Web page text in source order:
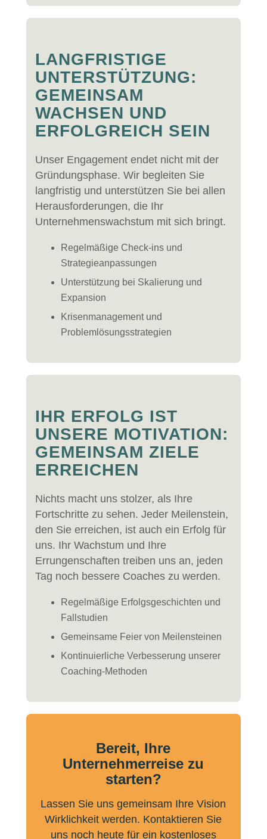
LANGFRISTIGE
UNTERSTÜTZUNG:
GEMEINSAM
WACHSEN UND
ERFOLGREICH SEIN
Unser Engagement endet nicht mit der
Gründungsphase. Wir begleiten Sie
langfristig und unterstützen Sie bei allen
Herausforderungen, die Ihr
Unternehmenswachstum mit sich bringt.
Regelmäßige Check-ins und
Strategieanpassungen
Unterstützung bei Skalierung und
Expansion
Krisenmanagement und
Problemlösungsstrategien
IHR ERFOLG IST
UNSERE MOTIVATION:
GEMEINSAM ZIELE
ERREICHEN
Nichts macht uns stolzer, als Ihre
Fortschritte zu sehen. Jeder Meilenstein,
den Sie erreichen, ist auch ein Erfolg für
uns. Ihr Wachstum und Ihre
Errungenschaften treiben uns an, jeden
Tag noch bessere Coaches zu werden.
Regelmäßige Erfolgsgeschichten und
Fallstudien
Gemeinsame Feier von Meilensteinen
Kontinuierliche Verbesserung unserer
Coaching-Methoden
Bereit, Ihre
Unternehmerreise zu
starten?
Lassen Sie uns gemeinsam Ihre Vision
Wirklichkeit werden. Kontaktieren Sie
uns noch heute für ein kostenloses